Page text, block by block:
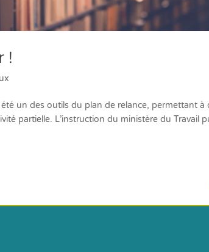
!
un des outils du plan de relance, permettant à
partielle. L’instruction du ministère du Travail